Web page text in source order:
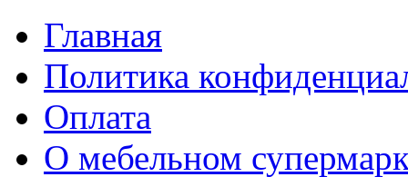
Главная
Политика
Оплата
О мебельном